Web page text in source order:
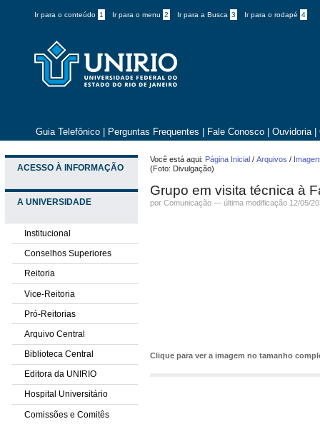
Ir para o conteúdo 1 Ir para o menu 2 Ir para a Busca 3 Ir para o rodapé 4
Guia Telefônico Perguntas Frequentes Fale Conosco Ouvidoria
ACESSO À INFORMAÇÃO
A UNIVERSIDADE
Institucional
Conselhos Superiores
Reitoria
Vice-Reitoria
Pró-Reitorias
Arquivo Central
Biblioteca Central
Editora da UNIRIO
Hospital Universitário
Comissões e Comitês
Você está aqui: Página Inicial /Arquivos /
(Foto: Divulgação)
Grupo em visita técnica à
porComunicação —última modificação 12/05/
Clique para ver a imagem no tamanho